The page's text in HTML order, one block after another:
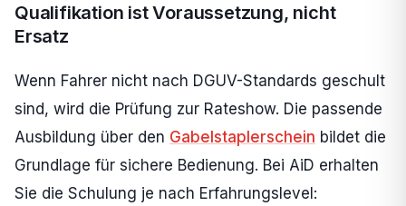
Qualifikation ist Voraussetzung, nicht
Ersatz
Wenn Fahrer nicht nach DGUV-Standards geschult
sind, wird die Prüfung zur Rateshow. Die passende
Ausbildung über den Gabelstaplerschein bildet die
Grundlage für sichere Bedienung. Bei AiD erhalten
Sie die Schulung je nach Erfahrungslevel: